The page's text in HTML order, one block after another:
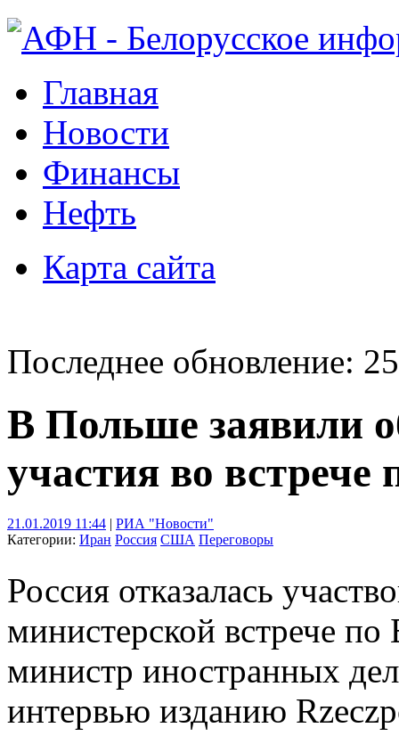
Главная
Новости
Финансы
Нефть
Карта сайта
Последнее обновление:
В Польше заявили
участия во
21.01.2019 11:44 | РИА "Новости"
Категории: Иран Россия США Переговоры
Россия отказалась
министерской встрече
министр иностранных
интервью изданию